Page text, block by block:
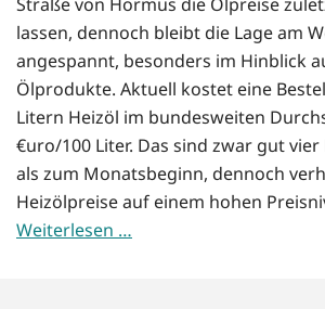
lassen, dennoch bleibt die Lage am
angespannt, besonders im Hinblick
Ölprodukte. Aktuell kostet eine
Litern Heizöl im bundesweiten
€uro/100 Liter. Das sind zwar gut
als zum Monatsbeginn, dennoch
Heizölpreise auf einem hohen
Weiterlesen …